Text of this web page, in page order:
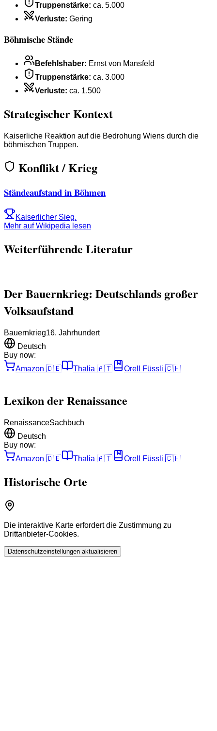
Truppenstärke: ca. 5.000
Verluste: Gering
Böhmische Stände
Befehlshaber: Ernst von Mansfeld
Truppenstärke: ca. 3.000
Verluste: ca. 1.500
Strategischer Kontext
Kaiserliche Reaktion auf die Bedrohung Wiens durch die
böhmischen Truppen.
Konflikt / Krieg
Ständeaufstand in Böhmen
Kaiserlicher Sieg.
Mehr auf Wikipedia lesen
Weiterführende Literatur
Der Bauernkrieg: Deutschlands großer
Volksaufstand
Bauernkrieg16. Jahrhundert
Deutsch
Buy now:
Amazon 🇩🇪 Thalia 🇦🇹 Orell Füssli 🇨🇭
Lexikon der Renaissance
RenaissanceSachbuch
Deutsch
Buy now:
Amazon 🇩🇪 Thalia 🇦🇹 Orell Füssli 🇨🇭
Historische Orte
Die interaktive Karte erfordert die Zustimmung zu
Drittanbieter-Cookies.
Datenschutzeinstellungen aktualisieren